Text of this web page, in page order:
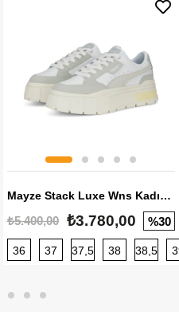
40 40,5 41 42 42,5
Mayze Stack Luxe Wns Kadın Sneaker
₺5.400,00 ₺3.780,00 %30
36 37 37,5 38 38,5